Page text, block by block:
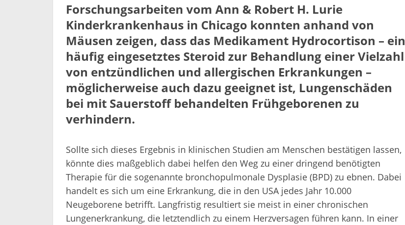
Forschungsarbeiten vom Ann & Robert H. Lurie
Kinderkrankenhaus in Chicago konnten anhand von
Mäusen zeigen, dass das Medikament Hydrocortison – ein
häufig eingesetztes Steroid zur Behandlung einer Vielzahl
von entzündlichen und allergischen Erkrankungen –
möglicherweise auch dazu geeignet ist, Lungenschäden
bei mit Sauerstoff behandelten Frühgeborenen zu
verhindern.
Sollte sich dieses Ergebnis in klinischen Studien am Menschen bestätigen lassen,
könnte dies maßgeblich dabei helfen den Weg zu einer dringend benötigten
Therapie für die sogenannte bronchopulmonale Dysplasie (BPD) zu ebnen. Dabei
handelt es sich um eine Erkrankung, die in den USA jedes Jahr 10.000
Neugeborene betrifft. Langfristig resultiert sie meist in einer chronischen
Lungenerkrankung, die letztendlich zu einem Herzversagen führen kann. In einer